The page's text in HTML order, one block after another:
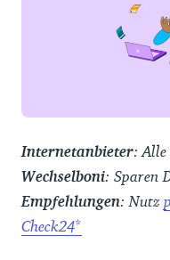
Internetanbieter: Alle
Wechselboni: Sparen
Empfehlungen: Nutz
Check24